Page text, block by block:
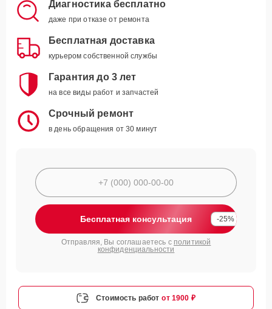
Диагностика бесплатно
даже при отказе от ремонта
Бесплатная доставка
курьером собственной службы
Гарантия до 3 лет
на все виды работ и запчастей
Срочный ремонт
в день обращения от 30 минут
Бесплатная консультация -25%
Отправляя, Вы соглашаетесь с политикой
конфиденциальности
Стоимость работ от 1900 ₽